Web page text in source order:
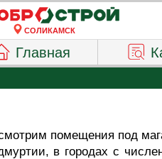
СОЛИКАМСК
Главная
помещения под
в городах с